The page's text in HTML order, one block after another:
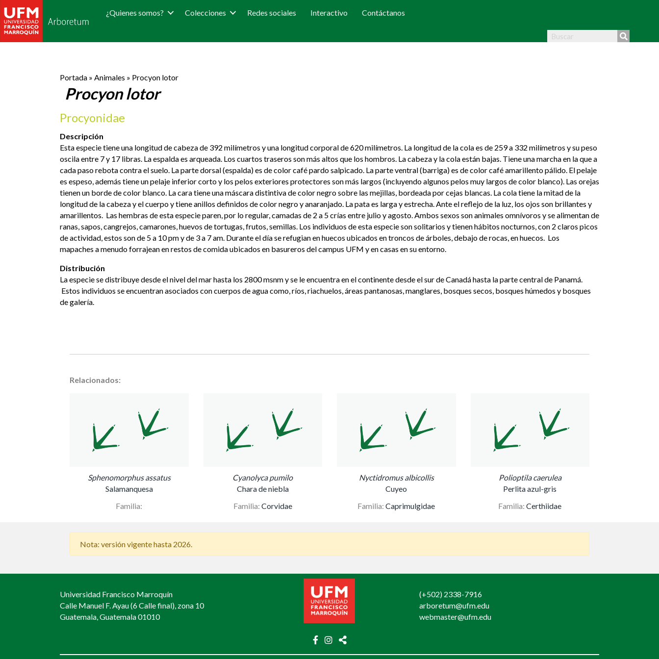
¿Quienes somos? Colecciones Redes sociales Interactivo Contáctanos
Portada » Animales » Procyon lotor
Procyon lotor
Procyonidae
Descripción
Esta especie tiene una longitud de cabeza de 392 milímetros y una longitud corporal de 620 milímetros. La longitud de la cola es de 259 a 332 milímetros y su peso
oscila entre 7 y 17 libras. La espalda es arqueada. Los cuartos traseros son más altos que los hombros. La cabeza y la cola están bajas. Tiene una marcha en la que a
cada paso rebota contra el suelo. La parte dorsal (espalda) es de color café pardo salpicado. La parte ventral (barriga) es de color café amarillento pálido. El pelaje
es espeso, además tiene un pelaje inferior corto y los pelos exteriores protectores son más largos (incluyendo algunos pelos muy largos de color blanco). Las orejas
tienen un borde de color blanco. La cara tiene una máscara distintiva de color negro sobre las mejillas, bordeada por cejas blancas. La cola tiene la mitad de la
longitud de la cabeza y el cuerpo y tiene anillos definidos de color negro y anaranjado. La pata es larga y estrecha. Ante el reflejo de la luz, los ojos son brillantes y
amarillentos. Las hembras de esta especie paren, por lo regular, camadas de 2 a 5 crías entre julio y agosto. Ambos sexos son animales omnívoros y se alimentan de
ranas, sapos, cangrejos, camarones, huevos de tortugas, frutos, semillas. Los individuos de esta especie son solitarios y tienen hábitos nocturnos, con 2 claros picos
de actividad, estos son de 5 a 10 pm y de 3 a 7 am. Durante el día se refugian en huecos ubicados en troncos de árboles, debajo de rocas, en huecos. Los
mapaches a menudo forrajean en restos de comida ubicados en basureros del campus UFM y en casas en su entorno.
Distribución
La especie se distribuye desde el nivel del mar hasta los 2800 msnm y se le encuentra en el continente desde el sur de Canadá hasta la parte central de Panamá.
Estos individuos se encuentran asociados con cuerpos de agua como, ríos, riachuelos, áreas pantanosas, manglares, bosques secos, bosques húmedos y bosques
de galería.
Relacionados:
Sphenomorphus assatus
Salamanquesa
Familia:
Cyanolyca pumilo
Chara de niebla
Familia: Corvidae
Nyctidromus albicollis
Cuyeo
Familia:Caprimulgidae
Polioptila caerulea
Perlita azul-gris
Familia:Certhiidae
Nota: versión vigente hasta 2026.
Universidad Francisco Marroquín
Calle Manuel F. Ayau (6 Calle final), zona 10
Guatemala, Guatemala 01010
(+502) 2338-7916
arboretum@ufm.edu
webmaster@ufm.edu